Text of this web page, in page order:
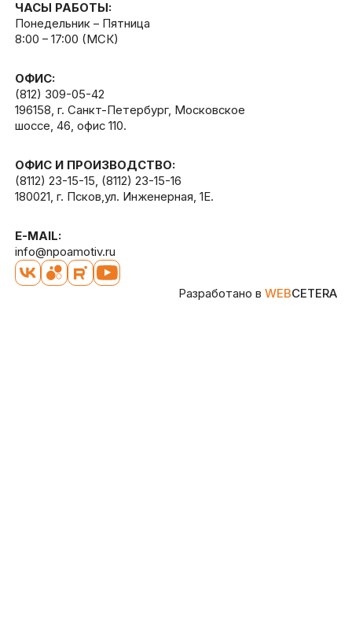
ЧАСЫ РАБОТЫ:
Понедельник – Пятница
8:00 – 17:00 (МСК)
ОФИС:
(812) 309-05-42
196158, г. Санкт-Петербург, Московское
шоссе, 46, офис 110.
ОФИС И ПРОИЗВОДСТВО:
(8112) 23-15-15, (8112) 23-15-16
180021, г. Псков,ул. Инженерная, 1Е.
E-MAIL:
info@npoamotiv.ru
Разработано вWEBCETERA